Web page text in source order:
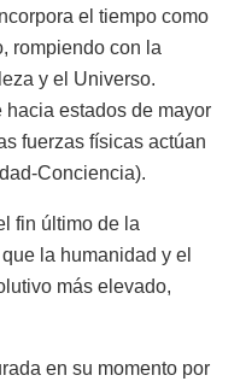
el tiempo como
rompiendo con la
y el Universo.
estados de mayor
fuerzas físicas actúan
Conciencia).
fin último de la
la humanidad y el
más elevado,
en su momento por